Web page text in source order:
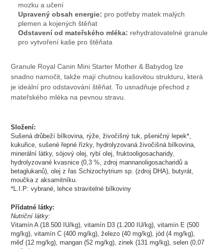
mozku a učení
Upravený obsah energie: pro potřeby matek malých
plemen a kojených štěňat
Odstavení od mateřského mléka: rehydratovatelné granule
pro vytvoření kaše pro štěňata
Granule Royal Canin Mini Starter Mother & Babydog lze
snadno namočit, takže mají chutnou kašovitou strukturu, která
je ideální pro odstavování štěňat. To usnadňuje přechod z
mateřského mléka na pevnou stravu.
Složení:
Sušená drůbeží bílkovina, rýže, živočišný tuk, pšeničný lepek*,
kukuřice, sušené řepné řízky, hydrolyzovaná živočišná bílkovina,
minerální látky, sójový olej, rybí olej, fruktooligosacharidy,
hydrolyzované kvasnice (0,3 %, zdroj mannanoligosacharidů a
betaglukanů), olej z řas Schizochytrium sp. (zdroj DHA), butyrát,
moučka z aksamitníku.
*L.I.P: vybrané, lehce stravitelné bílkoviny
Přídatné látky:
Nutriční látky:
Vitamín A (18.500 IU/kg), vitamín D3 (1.200 IU/kg), vitamín E (500
mg/kg), vitamín C (400 mg/kg), železo (40 mg/kg), jód (4 mg/kg),
měď (12 mg/kg), mangan (52 mg/kg), zinek (131 mg/kg), selen (0,07